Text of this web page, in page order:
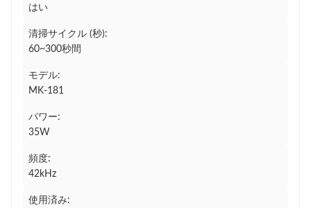
はい
清掃サイクル (秒):
60~300秒間
モデル:
MK-181
パワー:
35W
頻度:
42kHz
使用済み: